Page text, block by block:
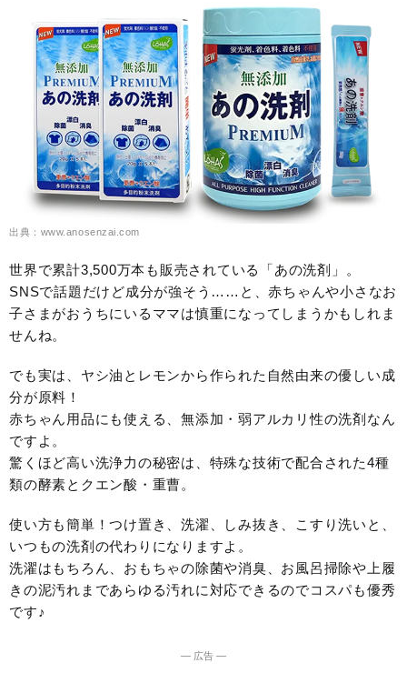
出典：www.anosenzai.com
世界で累計3,500万本も販売されている「あの洗剤」。
SNSで話題だけど成分が強そう……と、赤ちゃんや小さなお
子さまがおうちにいるママは慎重になってしまうかもしれま
せんね。
でも実は、ヤシ油とレモンから作られた自然由来の優しい成
分が原料！
赤ちゃん用品にも使える、無添加・弱アルカリ性の洗剤なん
ですよ。
驚くほど高い洗浄力の秘密は、特殊な技術で配合された4種
類の酵素とクエン酸・重曹。
使い方も簡単！つけ置き、洗濯、しみ抜き、こすり洗いと、
いつもの洗剤の代わりになりますよ。
洗濯はもちろん、おもちゃの除菌や消臭、お風呂掃除や上履
きの泥汚れまであらゆる汚れに対応できるのでコスパも優秀
です♪
― 広告 ―